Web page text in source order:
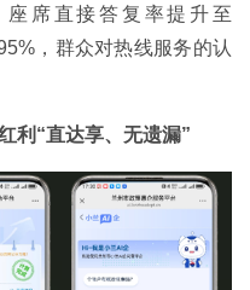
座席直接答复率提升至
，群众对热线服务的认
利“直达享、无遗漏”